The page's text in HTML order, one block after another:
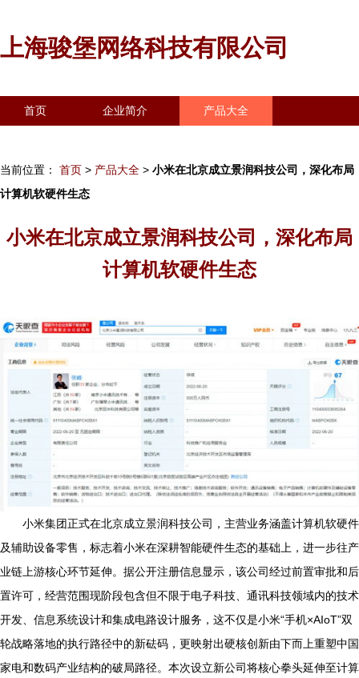
上海骏堡网络科技有限公司
首页 企业简介 产品大全
当前位置： 首页 > 产品大全 > 小米在北京成立景润科技公司，深化布局
计算机软硬件生态
小米在北京成立景润科技公司，深化布局
计算机软硬件生态
小米集团正式在北京成立景润科技公司，主营业务涵盖计算机软硬件
及辅助设备零售，标志着小米在深耕智能硬件生态的基础上，进一步往产
业链上游核心环节延伸。据公开注册信息显示，该公司经过前置审批和后
置许可，经营范围现阶段包含但不限于电子科技、通讯科技领域内的技术
开发、信息系统设计和集成电路设计服务，这不仅是小米“手机×AIoT”双
轮战略落地的执行路径中的新砝码，更映射出硬核创新由下而上重塑中国
家电和数码产业结构的破局路径。本次设立新公司将核心拳头延伸至计算